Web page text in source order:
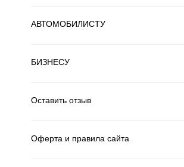
АВТОМОБИЛИСТУ
БИЗНЕСУ
Оставить отзыв
Оферта и правила сайта